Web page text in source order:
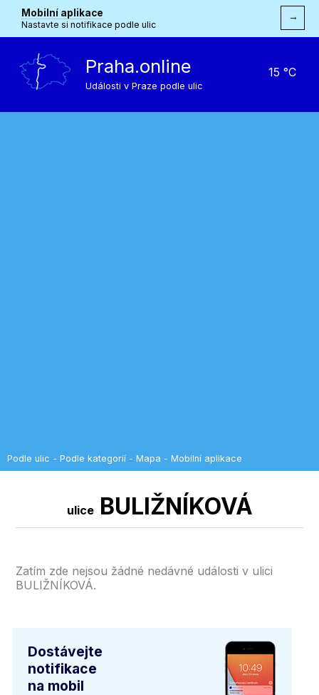
Mobilní aplikace
Nastavte si notifikace podle ulic
→
Praha.online
Události v Praze podle ulic
15 °C
Podle ulic - Podle kategorií - Mapa - Mobilní aplikace
uliceBULIŽNÍKOVÁ
Zatím zde nejsou žádné nedávné události v ulici
BULIŽNÍKOVÁ.
Dostávejte
notifikace
na mobil